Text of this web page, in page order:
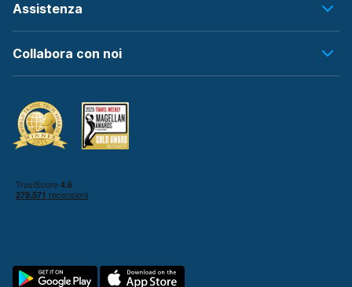
Assistenza
Collabora con noi